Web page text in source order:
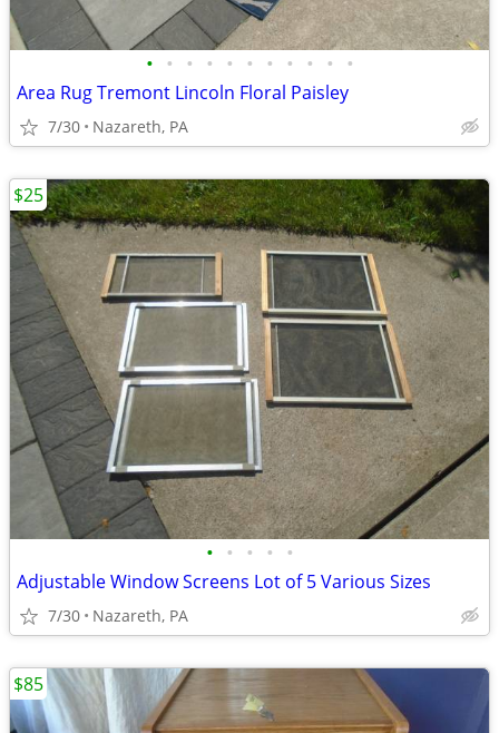
• • • • • • • • • • •
Area Rug Tremont Lincoln Floral Paisley
7/30 Nazareth, PA
• • • • •
Adjustable Window Screens Lot of 5 Various Sizes
7/30 Nazareth, PA
$25
$85